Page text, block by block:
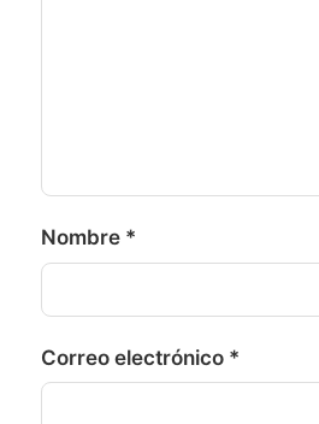
Nombre *
Correo electrónico *